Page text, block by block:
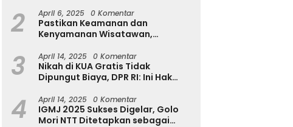
Tanda Awalnya Sebelum
Kerusakan Makin Parah
Denpasar Segera Dibuka
2 April 6, 2025 0 Komentar
Pastikan Keamanan dan
Kenyamanan Wisatawan,
Tinjau Destinasi Wisata
3 April 14, 2025 0 Komentar
Nikah di KUA Gratis Tidak
Dipungut Biaya, DPR RI: Ini Hak
4 April 14, 2025 0 Komentar
IGMJ 2025 Sukses Digelar, Golo
Mori NTT Ditetapkan sebagai